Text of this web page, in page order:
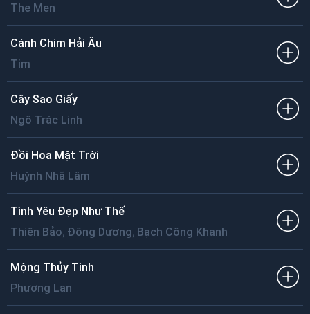
The Men
Cánh Chim Hải Âu
Tim
Cây Sao Giấy
Ngô Trác Linh
Đồi Hoa Mặt Trời
Huỳnh Nhã Lâm
Tình Yêu Đẹp Như Thế
Thiên Bảo, Đông Dương, Bạch Công Khanh
Mộng Thủy Tinh
Phương Lan